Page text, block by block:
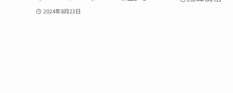
2024年8月23日